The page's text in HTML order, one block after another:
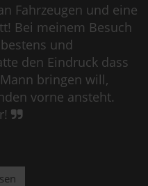
Fahrzeugen und eine
Bei meinem Besuch
und
den Eindruck dass
bringen will,
vorne ansteht.